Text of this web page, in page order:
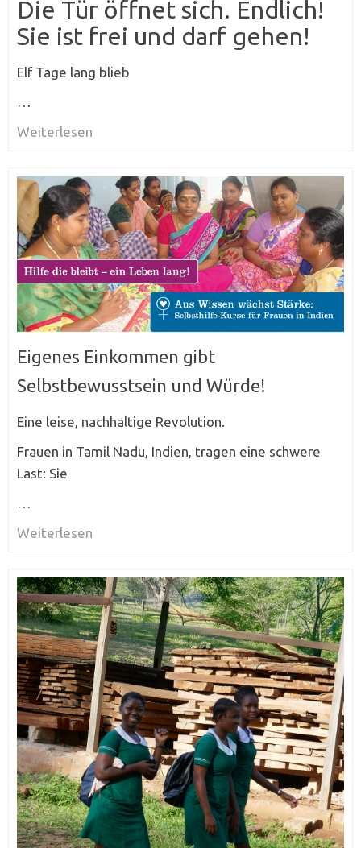
Die Tür öffnet sich. Endlich!
Sie ist frei und darf gehen!
Elf Tage lang blieb
…
Weiterlesen
Eigenes Einkommen gibt
Selbstbewusstsein und Würde!
Eine leise, nachhaltige Revolution.
Frauen in Tamil Nadu, Indien, tragen eine schwere
Last: Sie
…
Weiterlesen